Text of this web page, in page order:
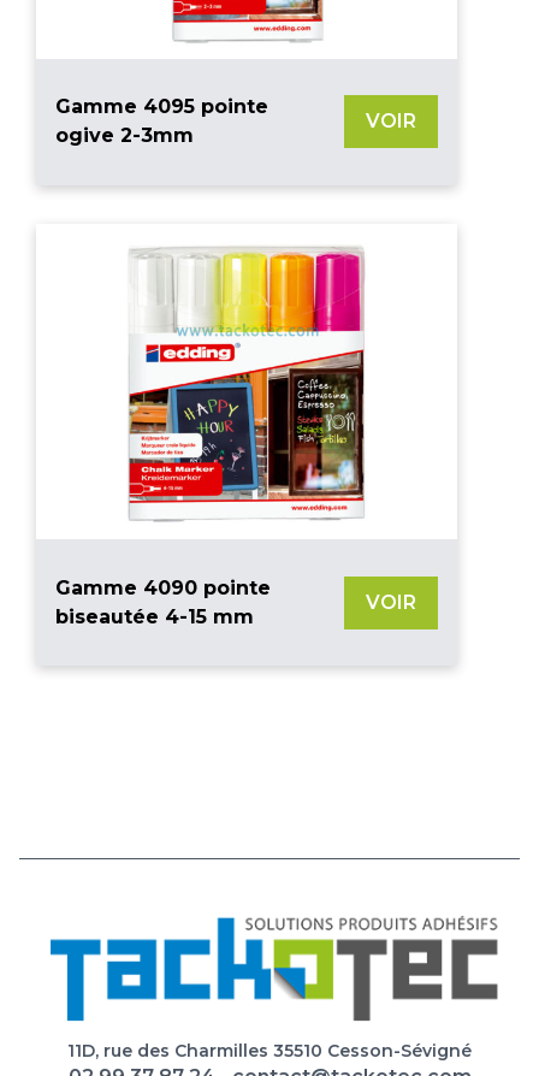
Gamme 4095 pointe
ogive 2-3mm
VOIR
Gamme 4090 pointe
biseautée 4-15 mm
VOIR
11D, rue des Charmilles 35510 Cesson-Sévigné